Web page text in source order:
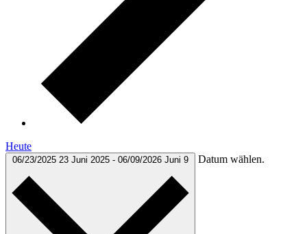
Heute
06/23/2025 23 Juni 2025 - 06/09/2026 Juni 9 Datum wählen.